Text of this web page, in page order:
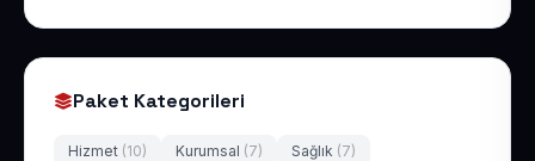
Paket Kategorileri
Hizmet (10) Kurumsal (7) Sağlık (7)